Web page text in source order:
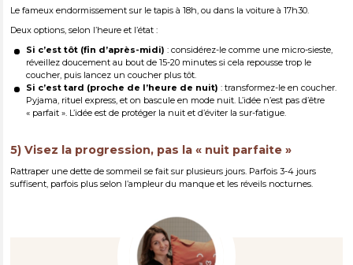
Le fameux endormissement sur le tapis à 18h, ou dans la voiture à 17h30.
Deux options, selon l’heure et l’état :
Si c’est tôt (fin d’après-midi) : considérez-le comme une micro-sieste,
réveillez doucement au bout de 15-20 minutes si cela repousse trop le
coucher, puis lancez un coucher plus tôt.
Si c’est tard (proche de l’heure de nuit) : transformez-le en coucher.
Pyjama, rituel express, et on bascule en mode nuit. L’idée n’est pas d’être
« parfait ». L’idée est de protéger la nuit et d’éviter la sur-fatigue.
5) Visez la progression, pas la « nuit parfaite »
Rattraper une dette de sommeil se fait sur plusieurs jours. Parfois 3-4 jours
suffisent, parfois plus selon l’ampleur du manque et les réveils nocturnes.